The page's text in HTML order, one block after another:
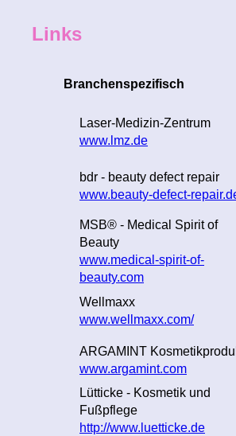
Links
Branchenspezifisch
Laser-Medizin-Zentrum
www.lmz.de
bdr - beauty defect repair
www.beauty-defect-
MSB® - Medical Spirit of
Beauty
www.medical-spirit-of-
beauty.com
Wellmaxx
www.wellmaxx.com/
ARGAMINT
www.argamint.com
Lütticke - Kosmetik und
Fußpflege
http://www.luetticke.de